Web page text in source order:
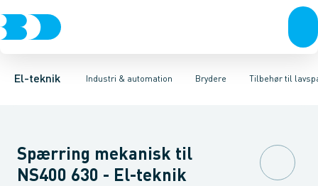
El-teknik Industri & automation
Afbrydere, stikkontakter & lampeudtagForgreningsmateriel
Brydere
Industristiksystemer Frekvensomformere og softstartere
Tilbehør til
Motorbetjening for effektafbryder Ombygningssæt til
Spærring mekanisk til
NS400 630 - El-teknik